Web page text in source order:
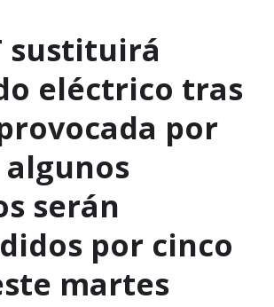
sustituirá
eléctrico tras
por
serán
por cinco
martes